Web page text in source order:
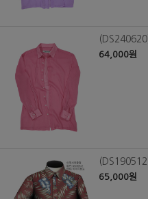
64,000원
65,000원